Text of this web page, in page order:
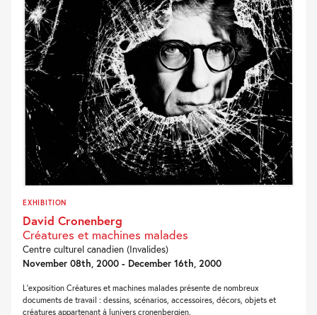
EXHIBITION
David Cronenberg
Créatures et machines malades
Centre culturel canadien (Invalides)
November 08th, 2000 - December 16th, 2000
L'exposition Créatures et machines malades présente de nombreux
documents de travail : dessins, scénarios, accessoires, décors, objets et
créatures appartenant à lunivers cronenbergien.